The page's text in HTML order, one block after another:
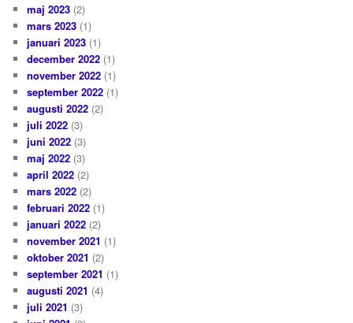
maj 2023 (2)
mars 2023 (1)
januari 2023 (1)
december 2022 (1)
november 2022 (1)
september 2022 (1)
augusti 2022 (2)
juli 2022 (3)
juni 2022 (3)
maj 2022 (3)
april 2022 (2)
mars 2022 (2)
februari 2022 (1)
januari 2022 (2)
november 2021 (1)
oktober 2021 (2)
september 2021 (1)
augusti 2021 (4)
juli 2021 (3)